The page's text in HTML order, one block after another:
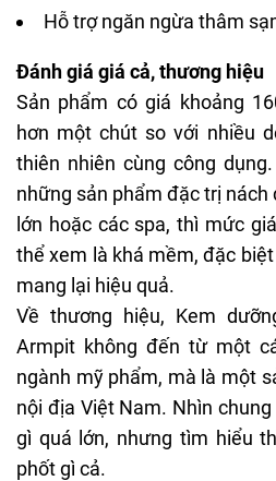
Hỗ trợ ngăn ngừa thâm
Đánh giá giá cả, thương hiệu
Sản phẩm có giá khoảng
hơn một chút so với nhiều
thiên nhiên cùng công
những sản phẩm đặc trị
lớn hoặc các spa, thì mức
thể xem là khá mềm, đặc
mang lại hiệu quả.
Về thương hiệu, Kem
Armpit không đến từ một
ngành mỹ phẩm, mà là một
nội địa Việt Nam. Nhìn
gì quá lớn, nhưng tìm hiểu
phốt gì cả.